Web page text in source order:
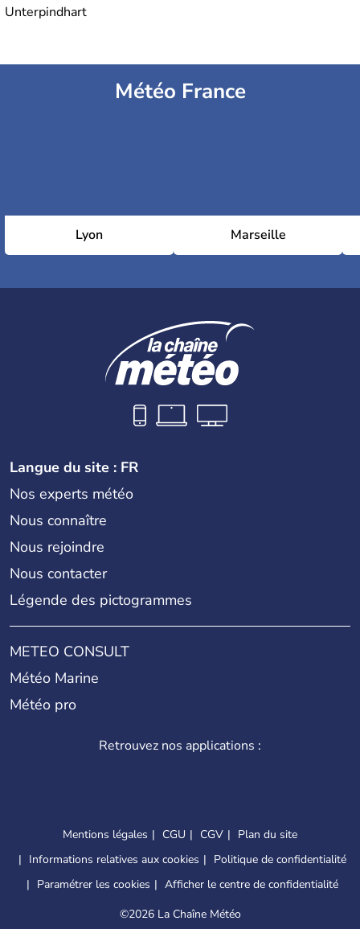
Unterpindhart
Météo France
Lyon Marseille
Langue du site : FR
Nos experts météo
Nous connaître
Nous rejoindre
Nous contacter
Légende des pictogrammes
METEO CONSULT
Météo Marine
Météo pro
Retrouvez nos applications :
Mentions légales CGU CGV
Plan du site
Informations relatives aux cookies
Politique de confidentialité
Paramétrer les cookies
Afficher le centre de confidentialité
©2026 La Chaîne Météo